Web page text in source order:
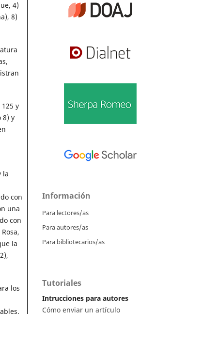
4)
8)
y
8) y
la
con
una
con
la
los
Información
Para lectores/as
Para autores/as
Para bibliotecarios/as
Tutoriales
Intrucciones para autores
Cómo enviar un artículo